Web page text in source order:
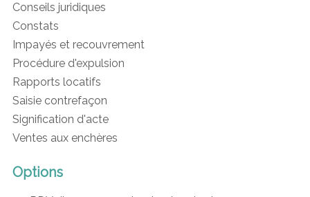
Options
Conseils juridiques
Constats
Impayés et recouvrement
Procédure d'expulsion
Rapports locatifs
Saisie contrefaçon
Signification d'acte
Ventes aux enchères